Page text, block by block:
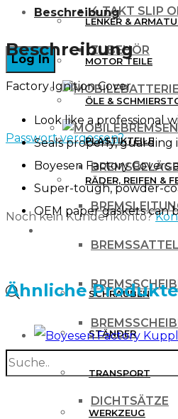
4 TAKT SLIP
ZUBEHÖR
BREMSEN
BREMSBELÄGE
BREMSSATTEL
DICHTSÄTZE
Passwort vergessen?
Noch kein Kundenkonto?
Products
search
LENKER &
MOTOR TEILE
ÖLE &
PLASTIKTEILE
RÄDER, REIFEN &
SCHRAUBEN
STÄNDER
TRANSPORT
WERKZEUG
Husqvarna
TC
für
SX
SCHWARZ
Beschreibung
Beschreibung
Factory Ignition Cover
Look like a professional
Seals properly,
Boyesen Factory
Super-tough, powder-
OEM paper gaskets can
Ähnliche Produkte